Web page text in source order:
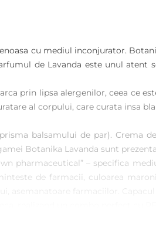
cu mediul inconjurator.
de Lavanda este unul
prin lipsa alergenilor, ceea ce
al corpului, care curata insa
balsamului de par). Crema
Botanika Lavanda sunt
pharmaceutical” – specifica
de farmacii, culoarea